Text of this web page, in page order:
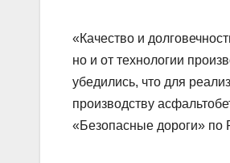
«Качество и
но и от технологии
убедились, что для р
производству
«Безопасные дороги» по